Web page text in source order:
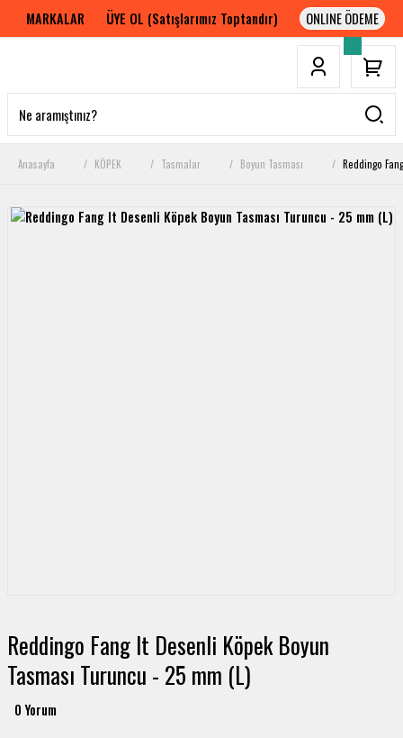
MARKALAR ÜYE OL (Satışlarımız Toptandır)
Anasayfa KÖPEK Tasmalar Boyun Tasması Reddingo
Reddingo Fang It Desenli Köpek Boyun
Tasması Turuncu - 25 mm (L)
0 Yorum